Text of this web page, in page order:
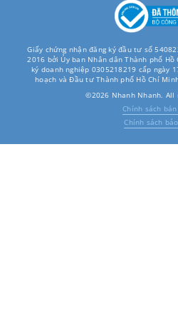
Giấy chứng nhận đăng ký đầu tư số
2016 bởi Ủy ban Nhân dân Thành phố Hồ
ký doanh nghiệp 0305218219 cấp ngày
hoạch và Đầu tư Thành phố Hồ Chí
©2026 Nhanh Nhanh. All
Chính sách
Chính sách